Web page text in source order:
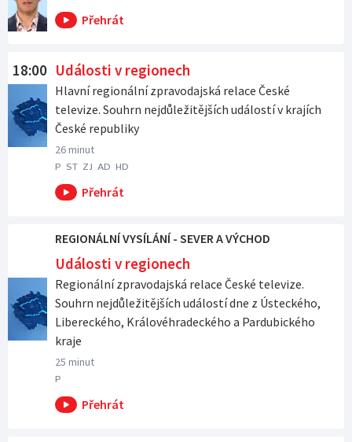
18:00 Události v regionech
Hlavní regionální zpravodajská relace České
televize. Souhrn nejdůležitějších událostí v krajích
České republiky
26 minut
P ST ZJ AD HD
REGIONÁLNÍ VYSÍLÁNÍ - SEVER A VÝCHOD
Události v regionech
Regionální zpravodajská relace České televize.
Souhrn nejdůležitějších událostí dne z Ústeckého,
Libereckého, Královéhradeckého a Pardubického
kraje
25 minut
P